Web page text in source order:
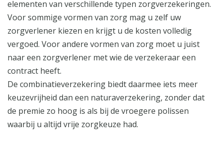
elementen van verschillende typen zorgverzekeringen.
Voor sommige vormen van zorg mag u zelf uw
zorgverlener kiezen en krijgt u de kosten volledig
vergoed. Voor andere vormen van zorg moet u juist
naar een zorgverlener met wie de verzekeraar een
contract heeft.
De combinatieverzekering biedt daarmee iets meer
keuzevrijheid dan een naturaverzekering, zonder dat
de premie zo hoog is als bij de vroegere polissen
waarbij u altijd vrije zorgkeuze had.